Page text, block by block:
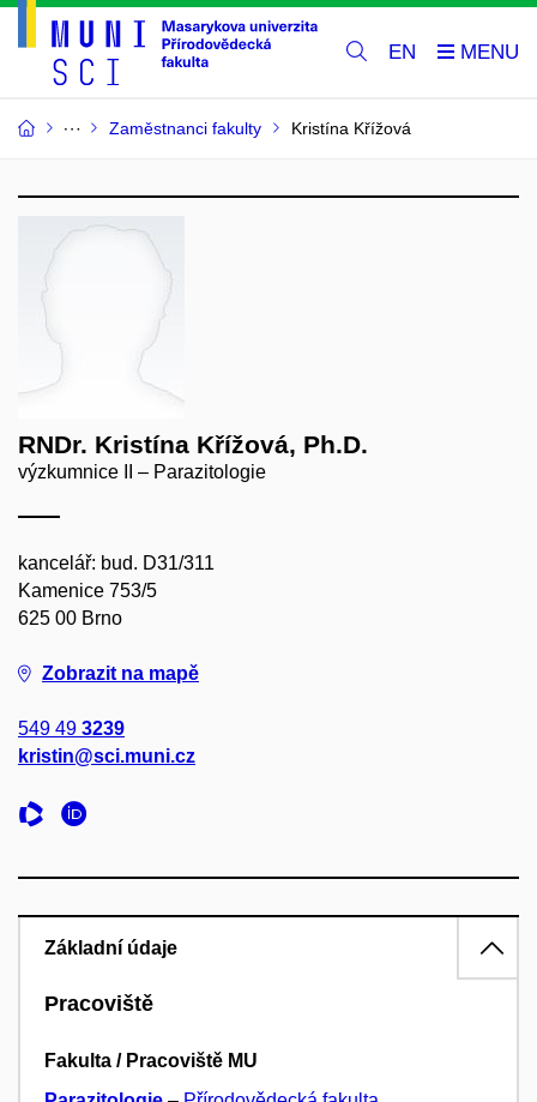
EN
Zaměstnanci fakulty Kristína Křížová
RNDr. Kristína Křížová, Ph.D.
výzkumnice II – Parazitologie
kancelář: bud. D31/311
Kamenice 753/5
625 00 Brno
Zobrazit na mapě
549 49 3239
kristin@sci.muni.cz
Základní údaje
Pracoviště
Fakulta / Pracoviště MU